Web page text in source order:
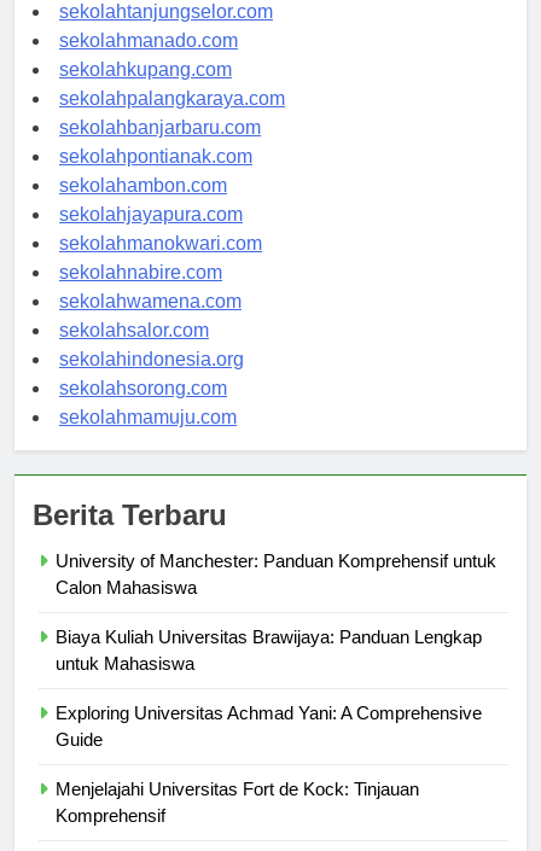
sekolahgorontalo.com
sekolahtanjungselor.com
sekolahmanado.com
sekolahkupang.com
sekolahpalangkaraya.com
sekolahbanjarbaru.com
sekolahpontianak.com
sekolahambon.com
sekolahjayapura.com
sekolahmanokwari.com
sekolahnabire.com
sekolahwamena.com
sekolahsalor.com
sekolahindonesia.org
sekolahsorong.com
University of Manchester: Panduan Komprehensif untuk
Biaya Kuliah Universitas Brawijaya: Panduan Lengkap
Exploring Universitas Achmad Yani: A Comprehensive
Menjelajahi Universitas Fort de Kock: Tinjauan